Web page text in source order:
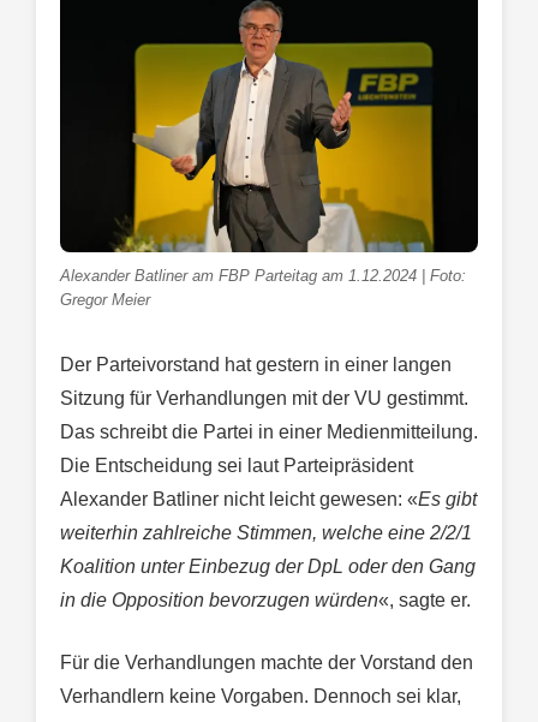
Alexander Batliner am FBP Parteitag am 1.12.2024 | Foto:
Gregor Meier
Der Parteivorstand hat gestern in einer langen
Sitzung für Verhandlungen mit der VU gestimmt.
Das schreibt die Partei in einer Medienmitteilung.
Die Entscheidung sei laut Parteipräsident
Alexander Batliner nicht leicht gewesen: «Es gibt
weiterhin zahlreiche Stimmen, welche eine 2/2/1
Koalition unter Einbezug der DpL oder den Gang
in die Opposition bevorzugen würden«, sagte er.
Für die Verhandlungen machte der Vorstand den
Verhandlern keine Vorgaben. Dennoch sei klar,